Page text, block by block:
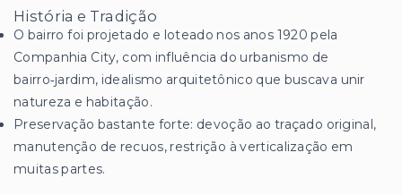
História e Tradição
O bairro foi projetado e loteado nos anos 1920 pela
Companhia City, com influência do urbanismo de
bairro‑jardim, idealismo arquitetônico que buscava unir
natureza e habitação.
Preservação bastante forte: devoção ao traçado original,
manutenção de recuos, restrição à verticalização em
muitas partes.